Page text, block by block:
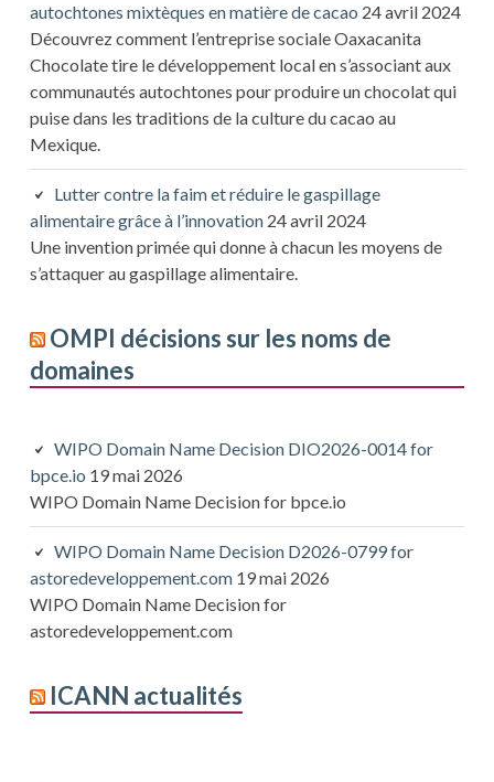
autochtones mixtèques en matière de cacao 24 avril 2024
Découvrez comment l’entreprise sociale Oaxacanita
Chocolate tire le développement local en s’associant aux
communautés autochtones pour produire un chocolat qui
puise dans les traditions de la culture du cacao au
Mexique.
Lutter contre la faim et réduire le gaspillage
alimentaire grâce à l’innovation 24 avril 2024
Une invention primée qui donne à chacun les moyens de
s’attaquer au gaspillage alimentaire.
OMPI décisions sur les noms de
domaines
WIPO Domain Name Decision DIO2026-0014 for
bpce.io 19 mai 2026
WIPO Domain Name Decision for bpce.io
WIPO Domain Name Decision D2026-0799 for
astoredeveloppement.com 19 mai 2026
WIPO Domain Name Decision for
astoredeveloppement.com
ICANN actualités